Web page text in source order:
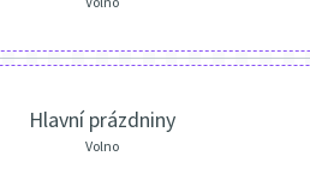
Hlavní prázdniny
Volno